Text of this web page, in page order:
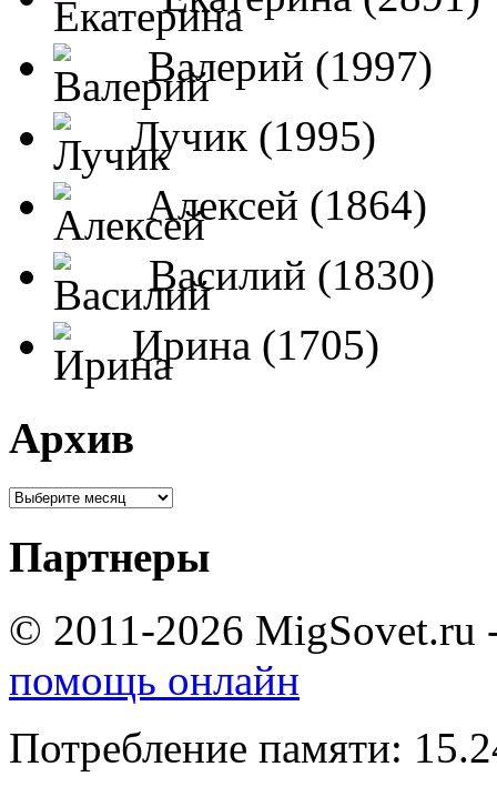
Валерий (1997)
Лучик (1995)
Алексей (1864)
Василий (1830)
Ирина (1705)
Архив
Партнеры
© 2011-2026 MigSovet.ru
помощь онлайн
Потребление памяти: